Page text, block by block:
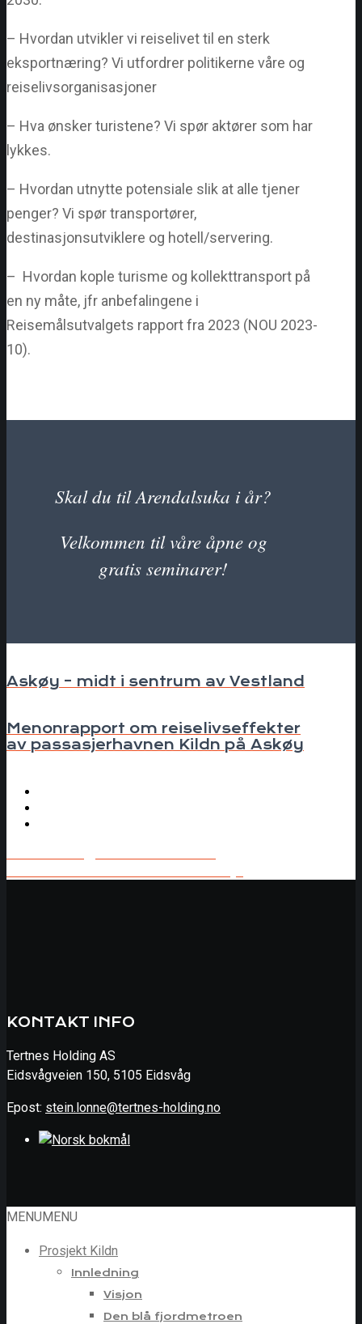
– Hvordan utvikler vi reiselivet til en sterk
eksportnæring? Vi utfordrer politikerne våre og
reiselivsorganisasjoner
– Hva ønsker turistene? Vi spør aktører som har
lykkes.
– Hvordan utnytte potensiale slik at alle tjener
penger? Vi spør transportører,
destinasjonsutviklere og hotell/servering.
– Hvordan kople turisme og kollekttransport på
en ny måte, jfr anbefalingene i
Reisemålsutvalgets rapport fra 2023 (NOU 2023-
10).
Skal du til Arendalsuka i år?
Velkommen til våre åpne og
gratis seminarer!
Askøy – midt i sentrum av Vestland
Menonrapport om reiselivseffekter
av passasjerhavnen Kildn på Askøy
KONTAKT INFO
Tertnes Holding AS
Eidsvågveien 150, 5105 Eidsvåg
Epost: stein.lonne@tertnes-holding.no
MENUMENU
Prosjekt Kildn
Innledning
Visjon
Den blå fjordmetroen